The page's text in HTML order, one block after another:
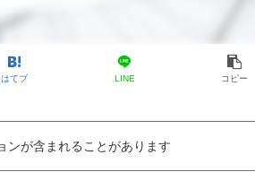
はてブ LINE コピー
ンが含まれることがあります